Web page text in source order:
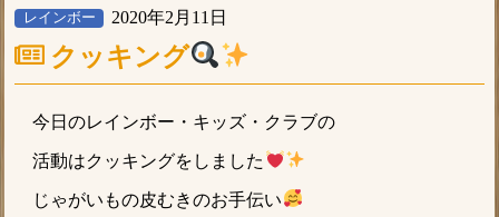
レインボー 2020年2月11日
クッキング
今日のレインボー・キッズ・クラブの
活動はクッキングをしました
じゃがいもの皮むきのお手伝い